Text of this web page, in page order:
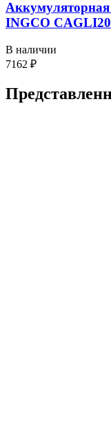
INGCO
В наличии
7162 ₽